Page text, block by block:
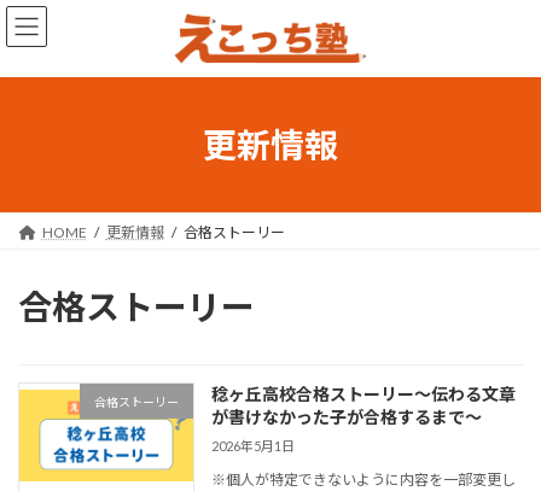
コ
ン
ン
ナ
ビ
ー
更新情報
HOME 更新情報 合格ストーリー
合格ストーリー
合格ストーリー
稔ヶ丘高校合格ストーリー～伝わる文章
が書けなかった子が合格するまで～
2026年5月1日
※個人が特定できないように内容を一部変更し